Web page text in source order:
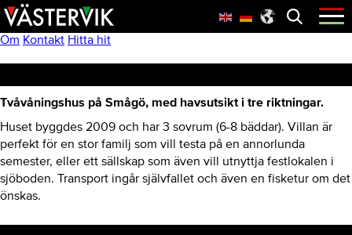
Hoppa
till
huvudnavigering
Skip
to
main
Hoppa
till
sidfot
Öppna
menyn
Om Kontakt Hitta hit
Tvåvåningshus på Smågö, med havsutsikt i tre riktningar.
Huset byggdes 2009 och har 3 sovrum (6-8 bäddar). Villan är
perfekt för en stor familj som vill testa på en annorlunda
semester, eller ett sällskap som även vill utnyttja festlokalen i
sjöboden. Transport ingår självfallet och även en fisketur om det
önskas.